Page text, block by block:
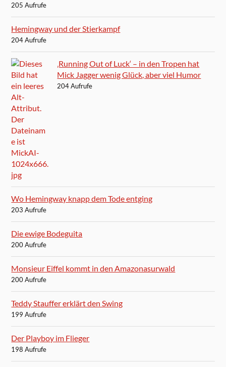
205 Aufrufe
Hemingway und der Stierkampf
204 Aufrufe
‚Running Out of Luck‘ – in den Tropen hat
Mick Jagger wenig Glück, aber viel Humor
204 Aufrufe
Wo Hemingway knapp dem Tode entging
203 Aufrufe
Die ewige Bodeguita
200 Aufrufe
Monsieur Eiffel kommt in den Amazonasurwald
200 Aufrufe
Teddy Stauffer erklärt den Swing
199 Aufrufe
Der Playboy im Flieger
198 Aufrufe